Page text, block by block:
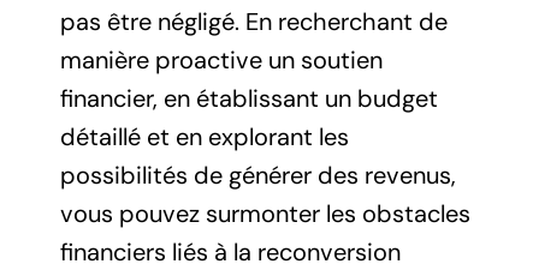
pas être négligé. En recherchant de
manière proactive un soutien
financier, en établissant un budget
détaillé et en explorant les
possibilités de générer des revenus,
vous pouvez surmonter les obstacles
financiers liés à la reconversion